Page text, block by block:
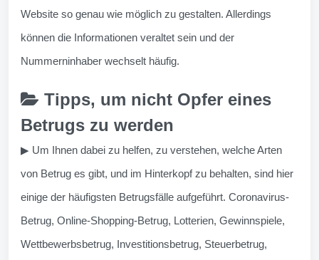
Website so genau wie möglich zu gestalten. Allerdings
können die Informationen veraltet sein und der
Nummerninhaber wechselt häufig.
Tipps, um nicht Opfer eines
Betrugs zu werden
▶ Um Ihnen dabei zu helfen, zu verstehen, welche Arten
von Betrug es gibt, und im Hinterkopf zu behalten, sind hier
einige der häufigsten Betrugsfälle aufgeführt. Coronavirus-
Betrug, Online-Shopping-Betrug, Lotterien, Gewinnspiele,
Wettbewerbsbetrug, Investitionsbetrug, Steuerbetrug,